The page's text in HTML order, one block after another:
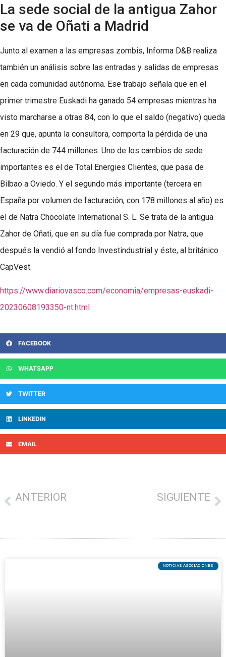
La sede social de la antigua Zahor
se va de Oñati a Madrid
Junto al examen a las empresas zombis, Informa D&B realiza
también un análisis sobre las entradas y salidas de empresas
en cada comunidad autónoma. Ese trabajo señala que en el
primer trimestre Euskadi ha ganado 54 empresas mientras ha
visto marcharse a otras 84, con lo que el saldo (negativo) queda
en 29 que, apunta la consultora, comporta la pérdida de una
facturación de 744 millones. Uno de los cambios de sede
importantes es el de Total Energies Clientes, que pasa de
Bilbao a Oviedo. Y el segundo más importante (tercera en
España por volumen de facturación, con 178 millones al año) es
el de Natra Chocolate International S. L. Se trata de la antigua
Zahor de Oñati, que en su día fue comprada por Natra, que
después la vendió al fondo Investindustrial y éste, al británico
CapVest.
https://www.diariovasco.com/economia/empresas-euskadi-
20230608193350-nt.html
FACEBOOK
WHATSAPP
TWITTER
LINKEDIN
EMAIL
ANTERIOR SIGUIENTE
NOTICIAS ASOCIACIONES